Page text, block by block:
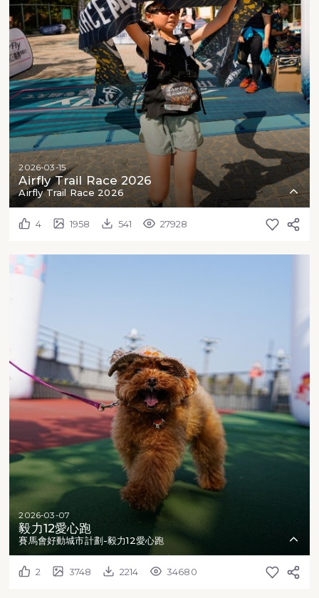
2026-03-15
Airfly Trail Race 2026
Airfly Trail Race 2026
4 1958 541 27928
2026-03-07
毅力12愛心跑
賽馬會好動城市計劃-毅力12愛心跑
2 3748 2214 34680